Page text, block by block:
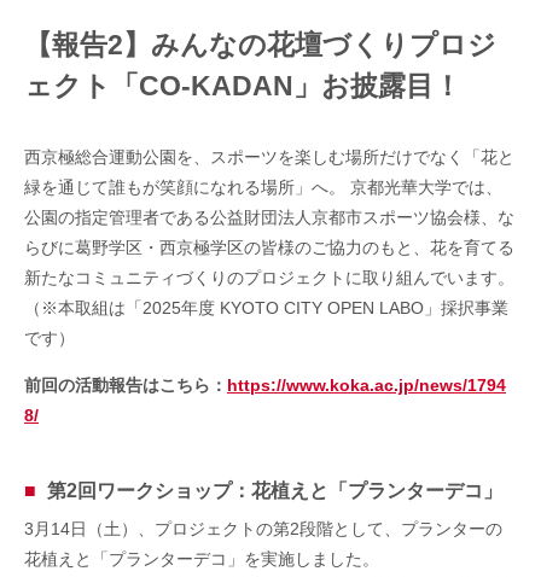
【報告2】みんなの花壇づくりプロジ
ェクト「CO-KADAN」お披露目！
西京極総合運動公園を、スポーツを楽しむ場所だけでなく「花と
緑を通じて誰もが笑顔になれる場所」へ。 京都光華大学では、
公園の指定管理者である公益財団法人京都市スポーツ協会様、な
らびに葛野学区・西京極学区の皆様のご協力のもと、花を育てる
新たなコミュニティづくりのプロジェクトに取り組んでいます。
（※本取組は「2025年度 KYOTO CITY OPEN LABO」採択事業
です）
前回の活動報告はこちら： https://www.koka.ac.jp/news/1794
8/
第2回ワークショップ：花植えと「プランターデコ」
3月14日（土）、プロジェクトの第2段階として、プランターの
花植えと「プランターデコ」を実施しました。